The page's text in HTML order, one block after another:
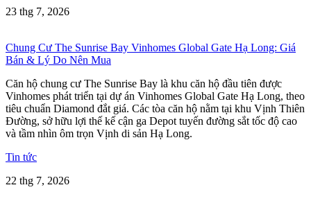
23 thg 7, 2026
Chung Cư The Sunrise Bay Vinhomes Global Gate Hạ Long: Giá
Bán & Lý Do Nên Mua
Căn hộ chung cư The Sunrise Bay là khu căn hộ đầu tiên được
Vinhomes phát triển tại dự án Vinhomes Global Gate Hạ Long, theo
tiêu chuẩn Diamond đắt giá. Các tòa căn hộ nằm tại khu Vịnh Thiên
Đường, sở hữu lợi thế kế cận ga Depot tuyến đường sắt tốc độ cao
và tầm nhìn ôm trọn Vịnh di sản Hạ Long.
Tin tức
22 thg 7, 2026